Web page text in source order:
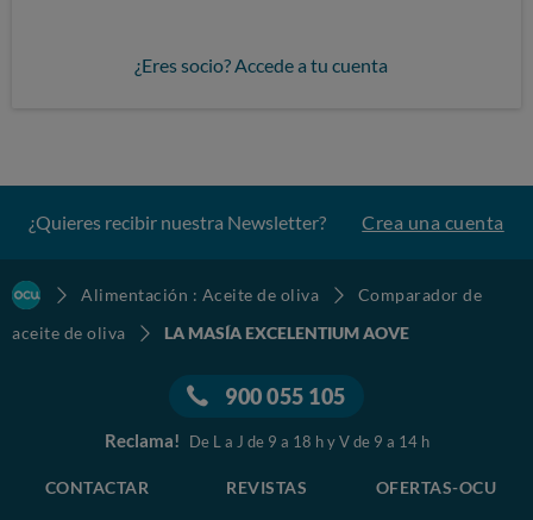
¿Eres socio? Accede a tu cuenta
¿Quieres recibir nuestra Newsletter? Crea una cuenta
Alimentación : Aceite de oliva
Comparador de
aceite de oliva
LA MASÍA EXCELENTIUM AOVE
900 055 105
Reclama! De L a J de 9 a 18 h y V de 9 a 14 h
CONTACTAR REVISTAS OFERTAS-OCU